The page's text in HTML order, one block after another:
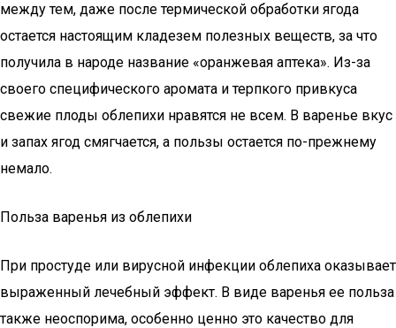
между тем, даже после термической обработки ягода
остается настоящим кладезем полезных веществ, за что
получила в народе название «оранжевая аптека». Из-за
своего специфического аромата и терпкого привкуса
свежие плоды облепихи нравятся не всем. В варенье вкус
и запах ягод смягчается, а пользы остается по-прежнему
немало.
Польза варенья из облепихи
При простуде или вирусной инфекции облепиха оказывает
выраженный лечебный эффект. В виде варенья ее польза
также неоспорима, особенно ценно это качество для